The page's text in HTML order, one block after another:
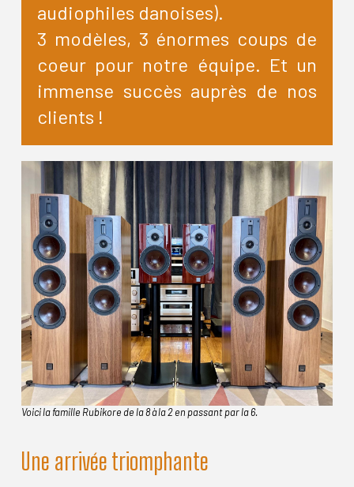
audiophiles danoises).
3 modèles, 3 énormes coups de
coeur pour notre équipe. Et un
immense succès auprès de nos
clients !
Voici la famille Rubikore de la 8 à la 2 en passant par la 6.
Une arrivée triomphante